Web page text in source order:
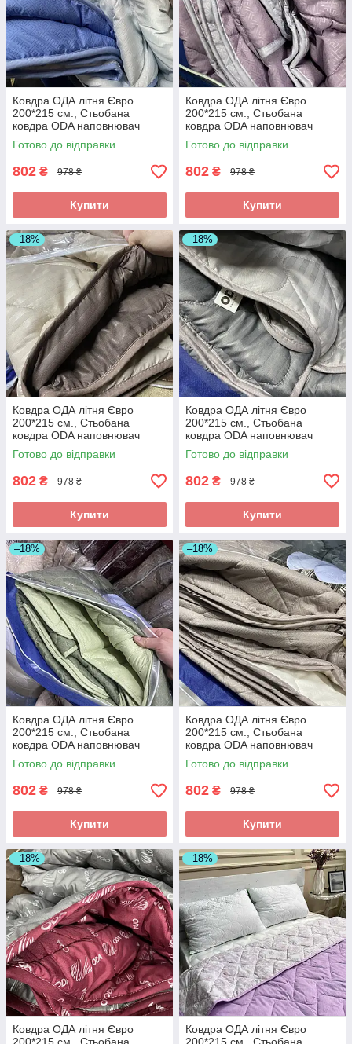
Ковдра ОДА літня Євро
200*215 см., Стьобана
ковдра ODA наповнювач
хлопок - Хлопкопон
Готово до відправки
802 ₴ 978 ₴
Купити
Ковдра ОДА літня Євро
200*215 см., Стьобана
ковдра ODA наповнювач
хлопок - Хлопкопон
Готово до відправки
802 ₴ 978 ₴
Купити
–18%
Ковдра ОДА літня Євро
200*215 см., Стьобана
ковдра ODA наповнювач
хлопок - Хлопкопон
Готово до відправки
802 ₴ 978 ₴
Купити
–18%
Ковдра ОДА літня Євро
200*215 см., Стьобана
ковдра ODA наповнювач
хлопок - Хлопкопон
Готово до відправки
802 ₴ 978 ₴
Купити
–18%
Ковдра ОДА літня Євро
200*215 см., Стьобана
ковдра ODA наповнювач
хлопок - Хлопкопон
Готово до відправки
802 ₴ 978 ₴
Купити
–18%
Ковдра ОДА літня Євро
200*215 см., Стьобана
ковдра ODA наповнювач
хлопок - Хлопкопон
Готово до відправки
802 ₴ 978 ₴
Купити
–18%
Ковдра ОДА літня Євро
–18%
Ковдра ОДА літня Євро